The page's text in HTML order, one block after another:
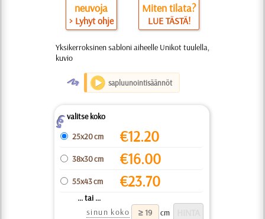
neuvoja
> Lyhyt ohje
Miten tilata?
LUE TÄSTÄ!
Yksikerroksinen sabloni aiheelle Unikot tuulella,
kuvio
O sapluunointisäännöt
Zvalitse koko
25x20 cm
€12.20
38x30 cm €16.00
55x43 cm €23.70
... tai ...
sinun koko
cm